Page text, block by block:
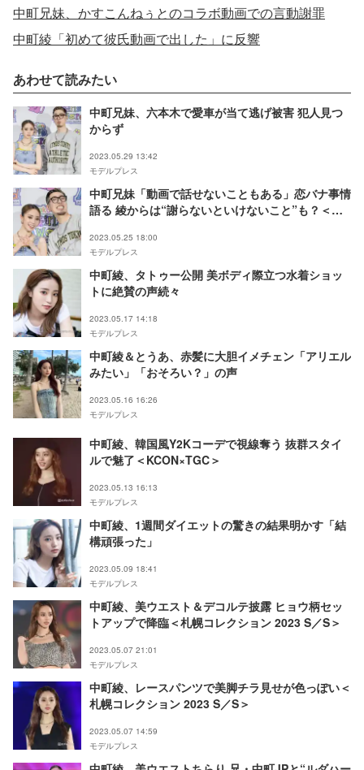
中町兄妹、かすこんねぅとのコラボ動画での言動謝罪
中町綾「初めて彼氏動画で出した」に反響
あわせて読みたい
中町兄妹、六本木で愛車が当て逃げ被害 犯人見つ
からず
2023.05.29 13:42
モデルプレス
中町兄妹「動画で話せないこともある」恋バナ事情
語る 綾からは“謝らないといけないこと”も？＜モ
2023.05.25 18:00
モデルプレス
中町綾、タトゥー公開 美ボディ際立つ水着ショッ
トに絶賛の声続々
2023.05.17 14:18
モデルプレス
中町綾＆とうあ、赤髪に大胆イメチェン「アリエル
みたい」「おそろい？」の声
2023.05.16 16:26
モデルプレス
中町綾、韓国風Y2Kコーデで視線奪う 抜群スタイ
ルで魅了＜KCON×TGC＞
2023.05.13 16:13
モデルプレス
中町綾、1週間ダイエットの驚きの結果明かす「結
構頑張った」
2023.05.09 18:41
モデルプレス
中町綾、美ウエスト＆デコルテ披露 ヒョウ柄セッ
トアップで降臨＜札幌コレクション 2023 S／S＞
2023.05.07 21:01
モデルプレス
中町綾、レースパンツで美脚チラ見せが色っぽい＜
札幌コレクション 2023 S／S＞
2023.05.07 14:59
モデルプレス